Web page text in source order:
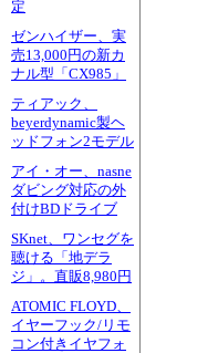
定
ゼンハイザー、実
売13,000円の新カ
ナル型「CX985」
ティアック、
beyerdynamic製ヘ
ッドフォン2モデル
アイ・オー、nasne
ダビング対応の外
付けBDドライブ
SKnet、ワンセグを
聴ける「地デラ
ジ」。直販8,980円
ATOMIC FLOYD、
イヤーフック/リモ
コン付きイヤフォ